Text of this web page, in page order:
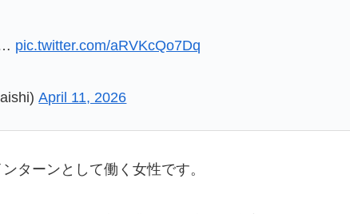
pic.twitter.com/aRVKcQo7Dq
April 11, 2026
ターンとして働く女性です。